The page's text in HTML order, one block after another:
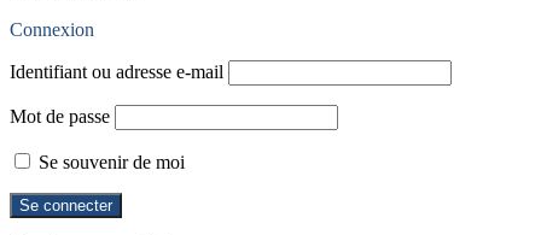
Connexion
Identifiant ou adresse e-mail
Mot de passe
Se souvenir de moi